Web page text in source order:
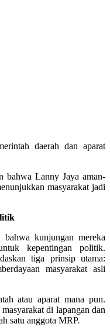
daerah dan aparat
bahwa Lanny Jaya aman-
masyarakat jadi
bahwa kunjungan mereka
kepentingan politik.
tiga prinsip utama:
masyarakat asli
atau aparat mana pun.
di lapangan dan
satu anggota MRP.